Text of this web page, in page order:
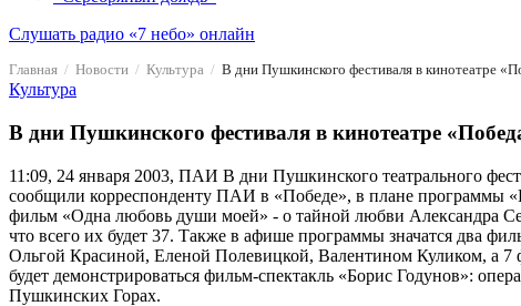
Слушать радио «7 небо» онлайн
Главная Новости Культура В дни Пушкинского фестиваля в кинотеатре
Культура
В дни Пушкинского фестиваля в кинотеатре
11:09, 24 января 2003, ПАИ В дни Пушкинского театрального
сообщили корреспонденту ПАИ в «Победе», в плане программы
фильм «Одна любовь души моей» - о тайной любви Александра
что всего их будет 37. Также в афише программы значатся два
Ольгой Красиной, Еленой Полевицкой, Валентином Куликом, а
будет демонстрироваться фильм-спектакль «Борис Годунов»:
Пушкинских Горах.